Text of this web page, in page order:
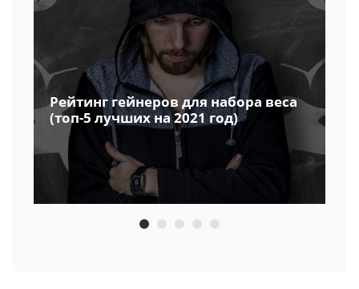
Рейтинг гейнеров для набора веса
(топ-5 лучших на 2021 год)